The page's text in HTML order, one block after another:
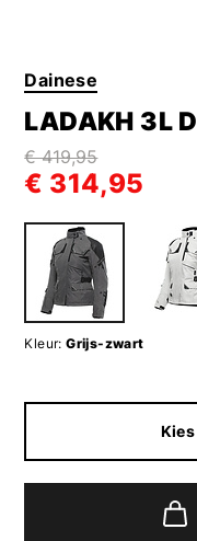
Dainese
LADAKH 3L
€ 419,95
€ 314,95
Kleur: Grijs-zwart